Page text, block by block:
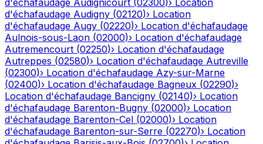
d'échafaudage Audignicourt (02300)› Location
d'échafaudage Audigny (02120)› Location
d'échafaudage Augy (02220)› Location d'échafaudage
Aulnois-sous-Laon (02000)› Location d'échafaudage
Autremencourt (02250)› Location d'échafaudage
Autreppes (02580)› Location d'échafaudage Autreville
(02300)› Location d'échafaudage Azy-sur-Marne
(02400)› Location d'échafaudage Bagneux (02290)›
Location d'échafaudage Bancigny (02140)› Location
d'échafaudage Barenton-Bugny (02000)› Location
d'échafaudage Barenton-Cel (02000)› Location
d'échafaudage Barenton-sur-Serre (02270)› Location